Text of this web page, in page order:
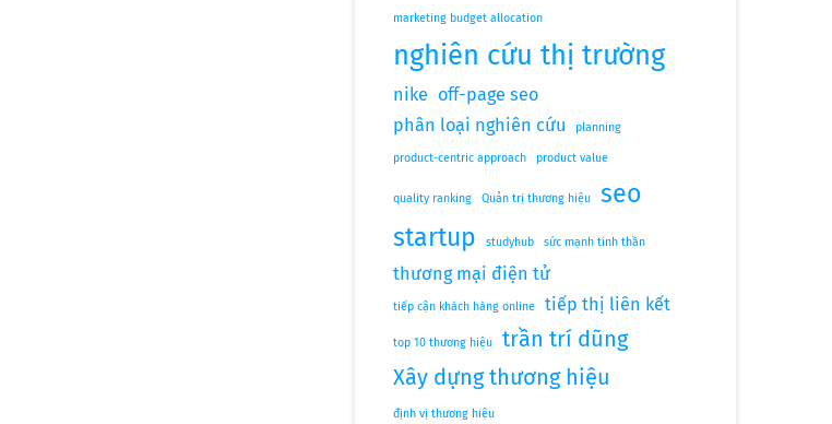
marketing budget allocation
nghiên cứu thị trường
nike off-page seo
phân loại nghiên cứu
planning
product-centric approach product value
quality ranking Quản trị thương hiệu
seo
startup
studyhub sức mạnh tinh thần
thương mại điện tử
tiếp cận khách hàng online tiếp thị liên kết
top 10 thương hiệu
trần trí dũng
Xây dựng thương hiệu
định vị thương hiệu